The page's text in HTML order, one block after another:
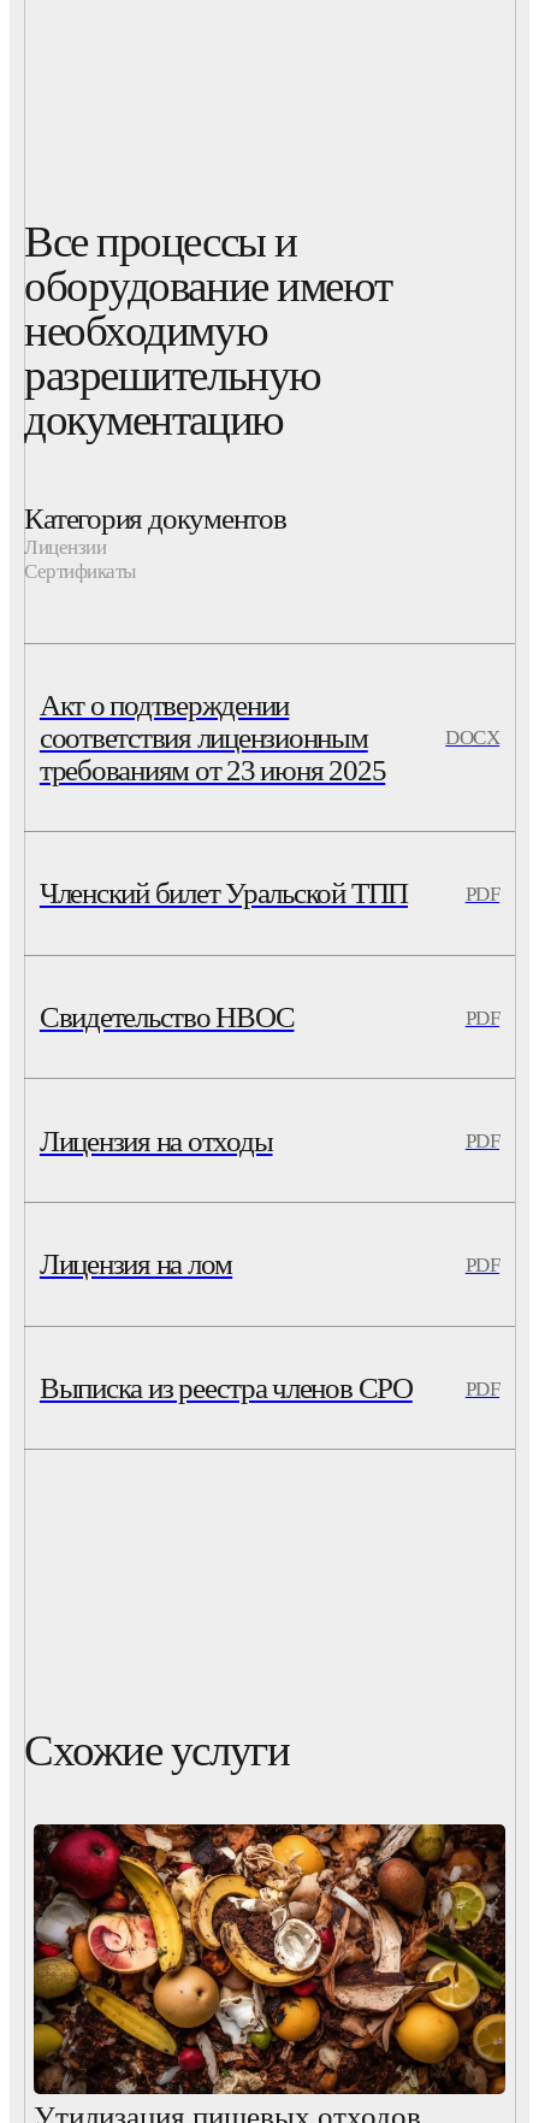
Все процессы и
оборудование имеют
необходимую
разрешительную
документацию
Категория документов
Лицензии
Сертификаты
Акт о подтверждении
соответствия лицензионным
требованиям от 23 июня 2025
DOCX
Членский билет Уральской ТПП PDF
Свидетельство НВОС PDF
Лицензия на отходы PDF
Лицензия на лом PDF
Выписка из реестра членов СРО PDF
Схожие услуги